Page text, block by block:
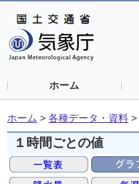
ホーム
ホーム > 各種データ・資料 >
１時間ごとの値